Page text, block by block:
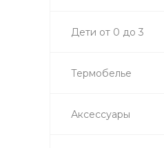
Дети от 0 до 3
Термобелье
Аксессуары